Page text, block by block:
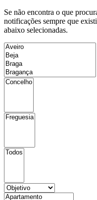
Se não encontra o que
notificações sempre que
abaixo selecionadas.